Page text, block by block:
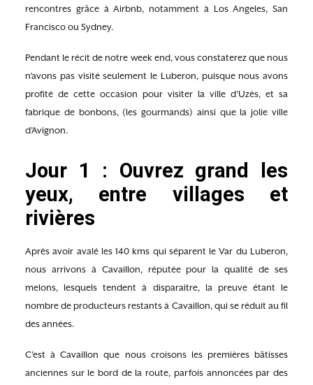
rencontres grâce à Airbnb, notamment à Los Angeles, San
Francisco ou Sydney.
Pendant le récit de notre week end, vous constaterez que nous
n’avons pas visité seulement le Luberon, puisque nous avons
profité de cette occasion pour visiter la ville d’Uzès, et sa
fabrique de bonbons, (les gourmands) ainsi que la jolie ville
d’Avignon.
Jour 1 : Ouvrez grand les
yeux, entre villages et
rivières
Après avoir avalé les 140 kms qui séparent le Var du Luberon,
nous arrivons à Cavaillon, réputée pour la qualité de ses
melons, lesquels tendent à disparaitre, la preuve étant le
nombre de producteurs restants à Cavaillon, qui se réduit au fil
des années.
C’est à Cavaillon que nous croisons les premières bâtisses
anciennes sur le bord de la route, parfois annoncées par des